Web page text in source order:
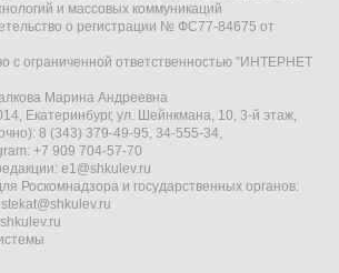
и массовых коммуникаций
о регистрации № ФС77-84675 от
с ограниченной ответственностью "ИНТЕРНЕТ
Марина Андреевна
Екатеринбург, ул. Шейнкмана, 10, 3-й этаж,
8 (343) 379-49-95, 34-555-34,
+7 909 704-57-70
e1@shkulev.ru
Роскомнадзора и государственных органов: